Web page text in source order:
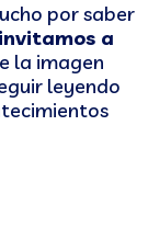
por saber
a
la imagen
leyendo